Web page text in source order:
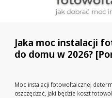
Jaka moc instalacji
do domu w 2026?
Moc instalacji fotowoltaicznej
oszczędzać, jaki będzie koszt